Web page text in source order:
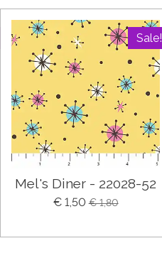
Sale!
Mel's Diner - 22028-52
€ 1,50 € 1,80